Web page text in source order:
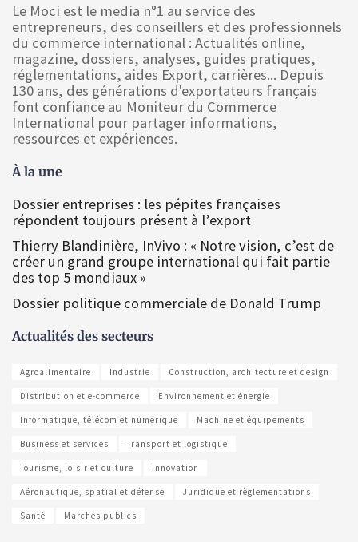
Le Moci est le media n°1 au service des
entrepreneurs, des conseillers et des professionnels
du commerce international : Actualités online,
magazine, dossiers, analyses, guides pratiques,
réglementations, aides Export, carrières... Depuis
130 ans, des générations d'exportateurs français
font confiance au Moniteur du Commerce
International pour partager informations,
ressources et expériences.
À la une
Dossier entreprises : les pépites françaises
répondent toujours présent à l’export
Thierry Blandinière, InVivo : « Notre vision, c’est de
créer un grand groupe international qui fait partie
des top 5 mondiaux »
Dossier politique commerciale de Donald Trump
Actualités des secteurs
Agroalimentaire Industrie Construction, architecture et design
Distribution et e-commerce Environnement et énergie
Informatique, télécom et numérique Machine et équipements
Business et services Transport et logistique
Tourisme, loisir et culture Innovation
Aéronautique, spatial et défense Juridique et règlementations
Santé Marchés publics